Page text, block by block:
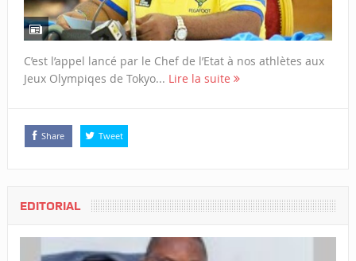
C’est l’appel lancé par le Chef de l’Etat à nos athlètes aux
Jeux Olympiqes de Tokyo... Lire la suite
Share Tweet
EDITORIAL